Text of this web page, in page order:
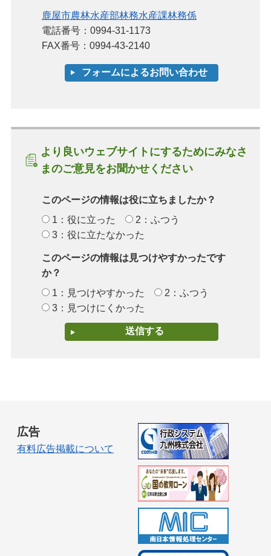
鹿屋市農林水産部林務水産課林務係
電話番号：0994-31-1173
FAX番号：0994-43-2140
より良いウェブサイトにするためにみなさ
まのご意見をお聞かせください
このページの情報は役に立ちましたか？
1：役に立った
2：ふつう
3：役に立たなかった
このページの情報は見つけやすかったです
か？
1：見つけやすかった
2：ふつう
3：見つけにくかった
広告
有料広告掲載について